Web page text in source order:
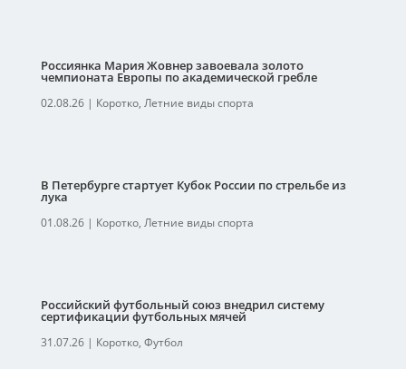
Россиянка Мария Жовнер завоевала золото
чемпионата Европы по академической гребле
02.08.26| Коротко, Летние виды спорта
В Петербурге стартует Кубок России по стрельбе из
лука
01.08.26| Коротко, Летние виды спорта
Российский футбольный союз внедрил систему
сертификации футбольных мячей
31.07.26| Коротко, Футбол